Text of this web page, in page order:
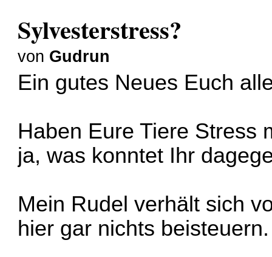
Sylvesterstress?
von Gudrun
Ein gutes Neues Euch
Haben Eure Tiere Stress
ja, was konntet Ihr
Mein Rudel verhält sich
hier gar nichts beisteuern.